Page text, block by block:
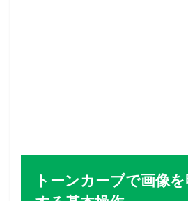
トーンカーブで画像